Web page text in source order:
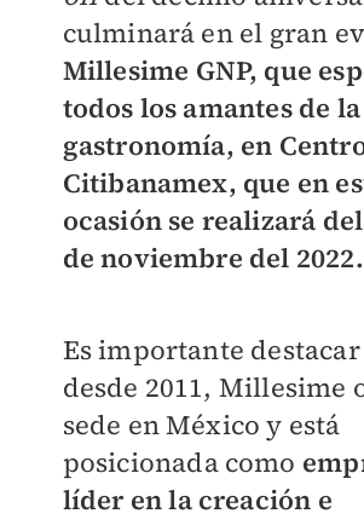
culminará en el gran
Millesime GNP, que
todos los amantes de la
gastronomía, en
Citibanamex, que en
ocasión se realizará
de noviembre del 2022.
Es importante
desde 2011, Millesime
sede en México y está
posicionada como
líder en la creación e